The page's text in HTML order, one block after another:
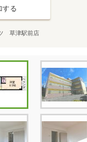
する
草津駅前店